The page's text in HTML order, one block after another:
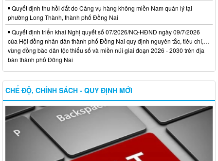
Quyết định thu hồi đất do Cảng vụ hàng không miền Nam quản lý tại
phường Long Thành, thành phố Đồng Nai
Quyết định triển khai Nghị quyết số 07/2026/NQ-HĐND ngày 09/7/2026
của Hội đồng nhân dân thành phố Đồng Nai quy định nguyên tắc, tiêu chí,…
vùng đồng bào dân tộc thiểu số và miền núi giai đoạn 2026 - 2030 trên địa
bàn thành phố Đồng Nai
CHẾ ĐỘ, CHÍNH SÁCH - QUY ĐỊNH MỚI